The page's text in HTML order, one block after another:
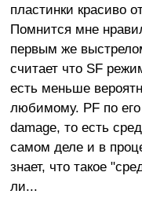
пластинки красиво
Помнится мне
первым же
считает что SF
есть меньше
любимому. PF по
damage, то есть
самом деле и в
знает, что такое
ли...